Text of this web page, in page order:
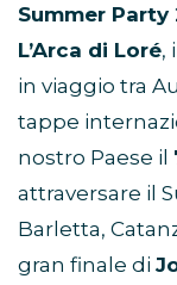
Summer Party
L’Arca di Loré,
in viaggio tra
tappe
nostro Paese il
attraversare il
Barletta,
gran finale di